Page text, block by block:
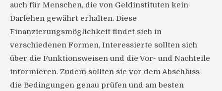
auch für Menschen, die von Geldinstituten kein
Darlehen gewährt erhalten. Diese
Finanzierungsmöglichkeit findet sich in
verschiedenen Formen, Interessierte sollten sich
über die Funktionsweisen und die Vor- und Nachteile
informieren. Zudem sollten sie vor dem Abschluss
die Bedingungen genau prüfen und am besten